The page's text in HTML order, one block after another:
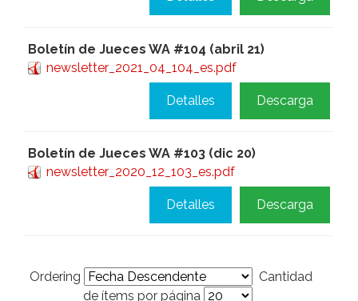
Boletín de Jueces WA #104 (abril 21)
newsletter_2021_04_104_es.pdf
Descarga
Detalles
Boletín de Jueces WA #103 (dic 20)
newsletter_2020_12_103_es.pdf
Descarga
Detalles
Ordering
Cantidad
de ítems por página